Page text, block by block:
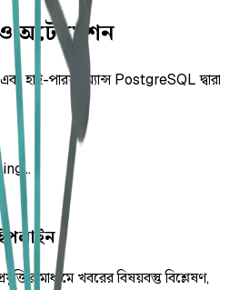
ও অটোমেশন
হাই-পারফরম্যান্স PostgreSQL দ্বারা
মাধ্যমে খবরের বিষয়বস্তু বিশ্লেষণ,